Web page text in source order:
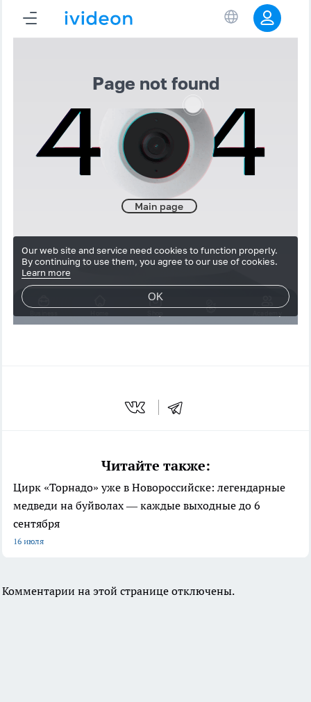
Читайте также:
Цирк «Торнадо» уже в Новороссийске: легендарные
медведи на буйволах — каждые выходные до 6
сентября
16 июля
Комментарии на этой странице отключены.